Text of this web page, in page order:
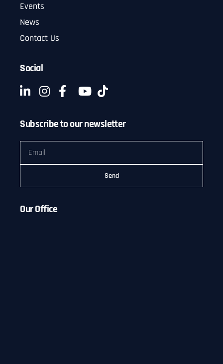
Events
News
Contact Us
Social
Subscribe to our newsletter
Send
Our Office